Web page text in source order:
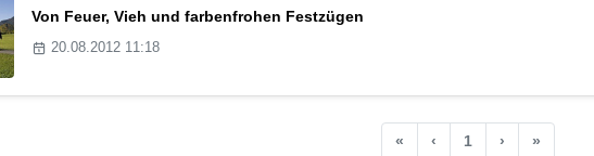
Von Feuer, Vieh und farbenfrohen Festzügen
20.08.2012 11:18
« ‹ 1 › »